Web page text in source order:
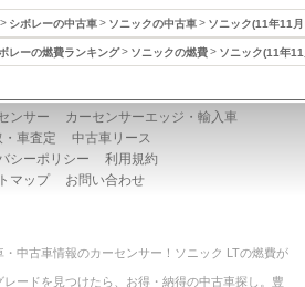
シボレーの中古車 ソニックの中古車 ソニック(11年11
レーの燃費ランキング ソニックの燃費 ソニック(11年
ンサー
カーセンサーエッジ・輸入車
車査定
中古車リース
シーポリシー
利用規約
マップ
お問い合わせ
中古車情報のカーセンサー！ソニック LTの燃費が
ードを見つけたら、お得・納得の中古車探し。豊